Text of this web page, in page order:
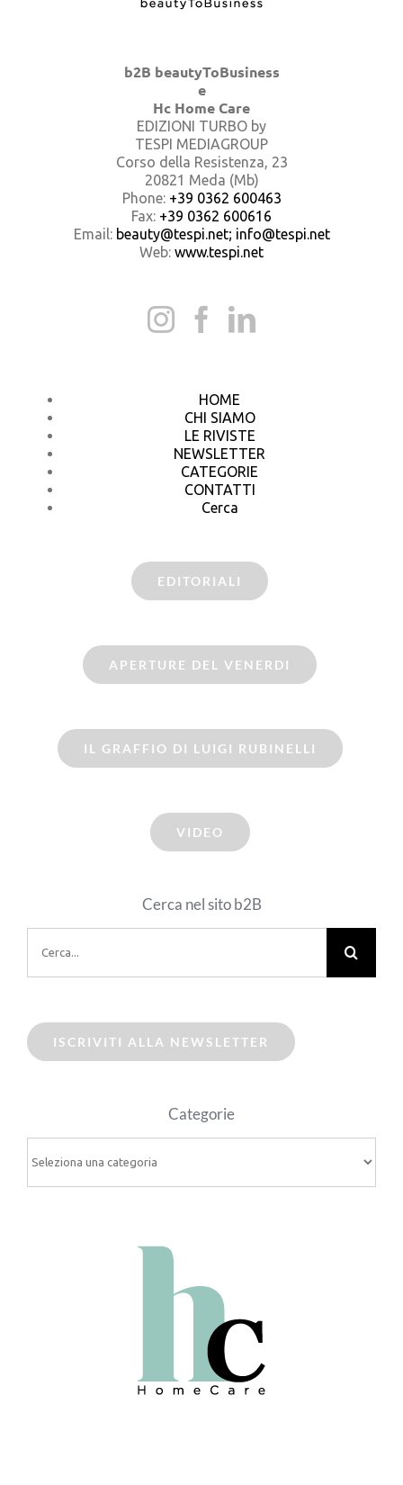
b2B beautyToBusiness
e
Hc Home Care
EDIZIONI TURBO by
TESPI MEDIAGROUP
Corso della Resistenza, 23
20821 Meda (Mb)
Phone: +39 0362 600463
Fax: +39 0362 600616
Email: beauty@tespi.net; info@tespi.net
Web: www.tespi.net
HOME
CHI SIAMO
LE RIVISTE
NEWSLETTER
CATEGORIE
CONTATTI
Cerca
EDITORIALI
APERTURE DEL VENERDI
IL GRAFFIO DI LUIGI RUBINELLI
VIDEO
Cerca nel sito b2B
per:
ISCRIVITI ALLA NEWSLETTER
Categorie